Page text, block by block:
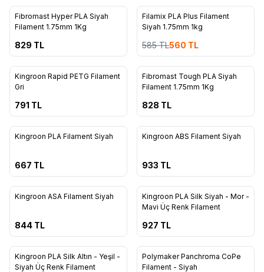
Fibromast Hyper PLA Siyah
Filament 1.75mm 1Kg
829 TL
%4
Filamix PLA Plus Filament
Siyah 1.75mm 1kg
585TL560 TL
5
Kingroon Rapid PETG Filament
Gri
791 TL
80
Tükendi
Fibromast Tough PLA Siyah
Filament 1.75mm 1Kg
828 TL
11
Kingroon PLA Filament Siyah
667 TL
2
Tükendi
Kingroon ABS Filament Siyah
933 TL
2
Kingroon ASA Filament Siyah
844 TL
16
Tükendi
Kingroon PLA Silk Siyah - Mor -
Mavi Üç Renk Filament
927 TL
16
Kingroon PLA Silk Altın - Yeşil -
Siyah Üç Renk Filament
11
Tükendi
Polymaker Panchroma CoPe
Filament - Siyah